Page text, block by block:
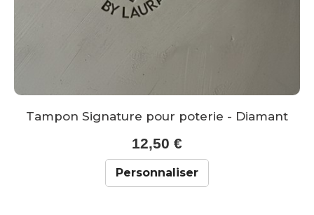
Tampon Signature pour poterie - Diamant
12,50 €
Personnaliser